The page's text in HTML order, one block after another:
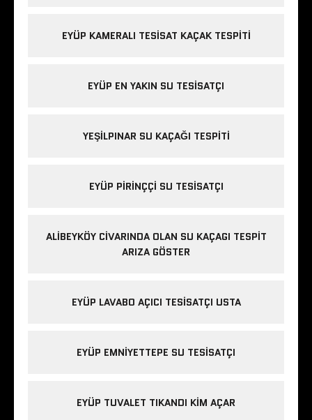
EYÜP KAMERALI TESISAT KAÇAK TESPITI
EYÜP EN YAKIN SU TESISATÇI
YEŞILPINAR SU KAÇAĞI TESPITI
EYÜP PIRINÇÇI SU TESISATÇI
ALIBEYKÖY CIVARINDA OLAN SU KAÇAGI TESPIT
ARIZA GÖSTER
EYÜP LAVABO AÇICI TESISATÇI USTA
EYÜP EMNIYETTEPE SU TESISATÇI
EYÜP TUVALET TIKANDI KIM AÇAR